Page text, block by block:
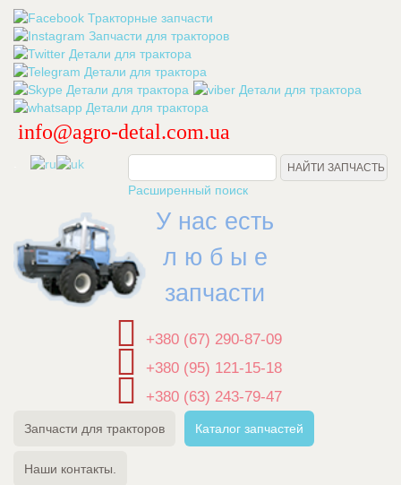
info@agro-detal.com.ua
Расширенный поиск
У нас есть
л ю б ы е
запчасти
+380 (67) 290-87-09
+380 (95) 121-15-18
+380 (63) 243-79-47
Запчасти для тракторов Каталог запчастей
Наши контакты.